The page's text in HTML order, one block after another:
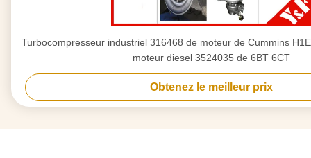
Turbocompresseur industriel 316468 de moteur de Cummins
moteur diesel 3524035 de 6BT 6CT
Obtenez le meilleur prix